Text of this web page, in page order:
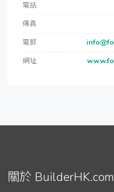
電話
傳真
電郵
網址
關於 BuilderHK.com